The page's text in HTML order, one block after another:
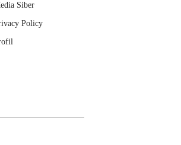
Siber
Policy